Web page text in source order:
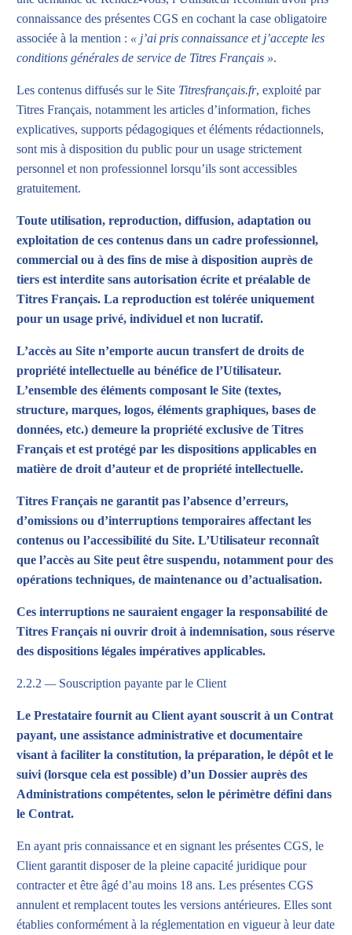
connaissance des présentes CGS en cochant la case obligatoire
associée à la mention : « j’ai pris connaissance et j’accepte les
conditions générales de service de Titres Français ».
Les contenus diffusés sur le Site Titresfrançais.fr, exploité par
Titres Français, notamment les articles d’information, fiches
explicatives, supports pédagogiques et éléments rédactionnels,
sont mis à disposition du public pour un usage strictement
personnel et non professionnel lorsqu’ils sont accessibles
gratuitement.
Toute utilisation, reproduction, diffusion, adaptation ou
exploitation de ces contenus dans un cadre professionnel,
commercial ou à des fins de mise à disposition auprès de
tiers est interdite sans autorisation écrite et préalable de
Titres Français. La reproduction est tolérée uniquement
pour un usage privé, individuel et non lucratif.
L’accès au Site n’emporte aucun transfert de droits de
propriété intellectuelle au bénéfice de l’Utilisateur.
L’ensemble des éléments composant le Site (textes,
structure, marques, logos, éléments graphiques, bases de
données, etc.) demeure la propriété exclusive de Titres
Français et est protégé par les dispositions applicables en
matière de droit d’auteur et de propriété intellectuelle.
Titres Français ne garantit pas l’absence d’erreurs,
d’omissions ou d’interruptions temporaires affectant les
contenus ou l’accessibilité du Site. L’Utilisateur reconnaît
que l’accès au Site peut être suspendu, notamment pour des
opérations techniques, de maintenance ou d’actualisation.
Ces interruptions ne sauraient engager la responsabilité de
Titres Français ni ouvrir droit à indemnisation, sous réserve
des dispositions légales impératives applicables.
2.2.2 —Souscription payante par le Client
Le Prestataire fournit au Client ayant souscrit à un Contrat
payant, une assistance administrative et documentaire
visant à faciliter la constitution, la préparation, le dépôt et le
suivi (lorsque cela est possible) d’un Dossier auprès des
Administrations compétentes, selon le périmètre défini dans
le Contrat.
En ayant pris connaissance et en signant les présentes CGS, le
Client garantit disposer de la pleine capacité juridique pour
contracter et être âgé d’au moins 18 ans. Les présentes CGS
annulent et remplacent toutes les versions antérieures. Elles sont
établies conformément à la réglementation en vigueur à leur date